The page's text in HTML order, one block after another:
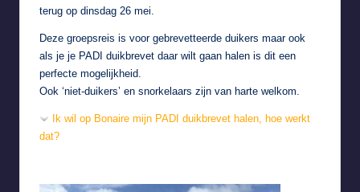
terug op dinsdag 26 mei.
Deze groepsreis is voor gebrevetteerde duikers maar ook
als je je PADI duikbrevet daar wilt gaan halen is dit een
perfecte mogelijkheid.
Ook ‘niet-duikers’ en snorkelaars zijn van harte welkom.
Ik wil op Bonaire mijn PADI duikbrevet halen, hoe werkt
dat?